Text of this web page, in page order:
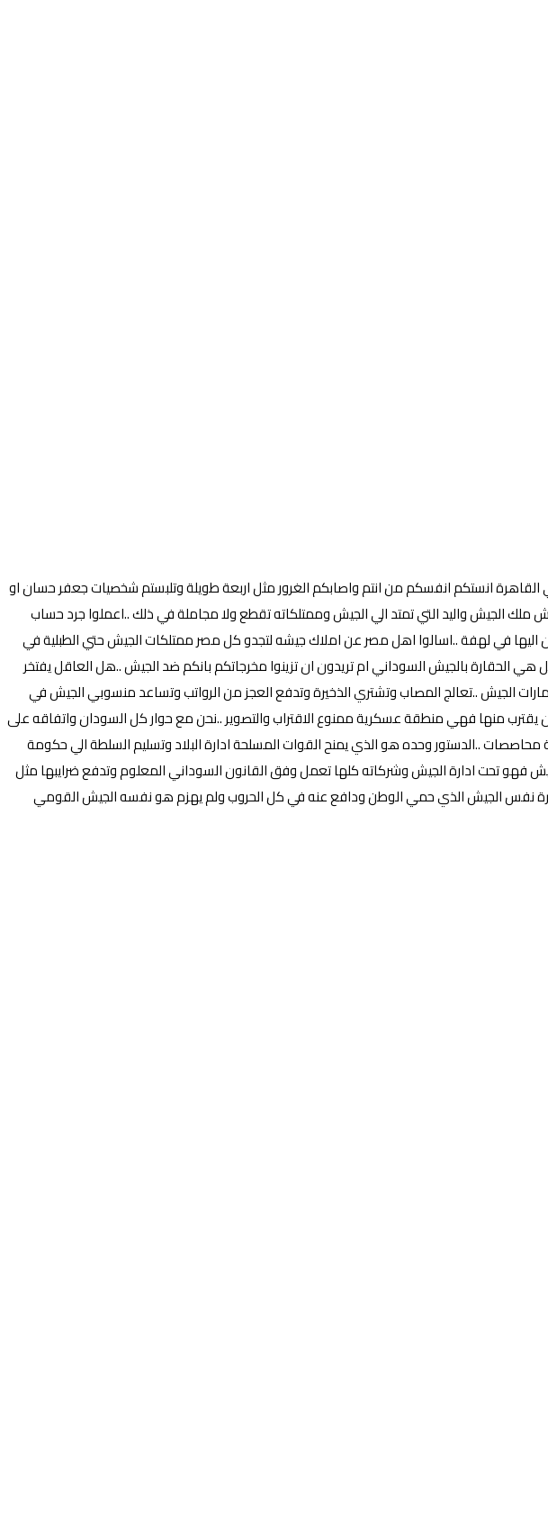
انستكم انفسكم من انتم واصابكم الغرور مثل اربعة طويلة وتلبستم شخصيات جعفر حسان او
الجيش واليد التي تمتد الي الجيش وممتلكاته تقطع ولا مجاملة في ذلك ..اعملوا جرد حساب
في لهفة ..اسالوا اهل مصر عن املاك جيشه لتجدو كل مصر ممتلكات الجيش حتي الطبلية في
الحقارة بالجيش السوداني ام تريدون ان تزينوا مخرجاتكم بانكم ضد الجيش ..هل العاقل يفتخر
الجيش ..تعالج المصاب وتشتري الذخيرة وتدفع العجز من الرواتب وتساعد منسوبي الجيش في
منها فهي منطقة عسكرية ممنوع الاقتراب والتصوير ..نحن مع حوار كل السودان واتفاقه على
..الدستور وحده هو الذي يمنح القوات المسلحة ادارة البلاد وتسليم السلطة الي حكومة
فهو تحت ادارة الجيش وشركاته كلها تعمل وفق القانون السوداني المعلوم وتدفع ضرايبها مثل
نفس الجيش الذي حمي الوطن ودافع عنه في كل الحروب ولم يهزم هو نفسه الجيش القومي